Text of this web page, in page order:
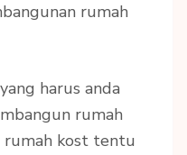
rumah
harus anda
rumah
rumah kost tentu